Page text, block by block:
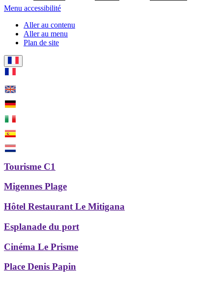
Menu accessibilité
Aller au contenu
Aller au menu
Plan de site
Tourisme C1
Migennes Plage
Hôtel Restaurant Le Mitigana
Esplanade du port
Cinéma Le Prisme
Place Denis Papin